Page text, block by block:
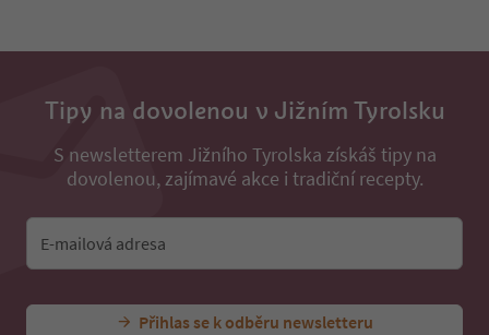
Tipy na dovolenou v Jižním Tyrolsku
S newsletterem Jižního Tyrolska získáš tipy na
dovolenou, zajímavé akce i tradiční recepty.
E-mailová adresa
Přihlas se k odběru newsletteru